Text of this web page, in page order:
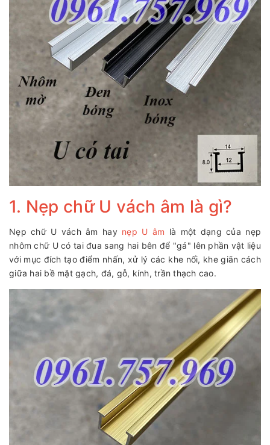
1. Nẹp chữ U vách âm là gì?
Nẹp chữ U vách âm hay nẹp U âm là một dạng của nẹp
nhôm chữ U có tai đua sang hai bên để "gá" lên phần vật liệu
với mục đích tạo điểm nhấn, xử lý các khe nối, khe giãn cách
giữa hai bề mặt gạch, đá, gỗ, kính, trần thạch cao.